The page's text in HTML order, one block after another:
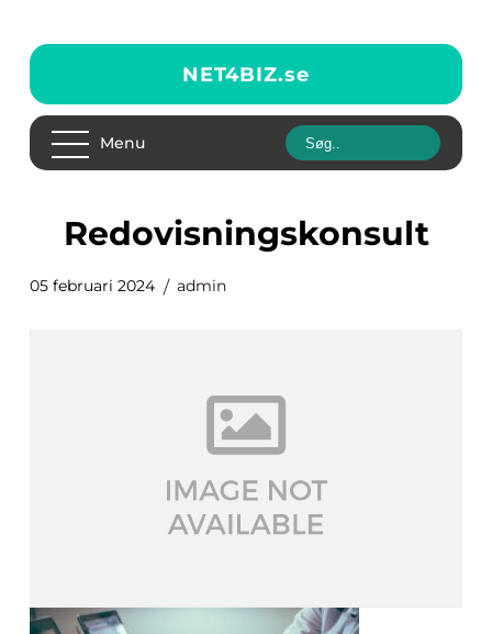
NET4BIZ.se
Menu
Redovisningskonsult
05 februari 2024 admin